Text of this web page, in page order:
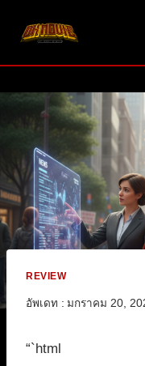
REVIEW
อัพเดท : มกราคม 20,
“`html